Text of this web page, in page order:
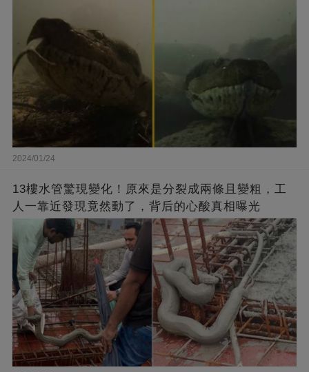
2024/01/24
13樓水管驚現變化！原來是分裂成兩條且變粗，工
人一靠近發現竟然動了，背后的心酸真相曝光